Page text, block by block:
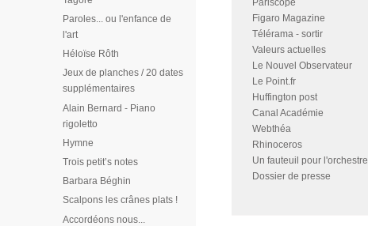
Paroles... ou l'enfance de
l'art
Héloïse Rôth
Jeux de planches / 20 dates
supplémentaires
Alain Bernard - Piano
rigoletto
Hymne
Trois petit’s notes
Barbara Béghin
Scalpons les crânes plats !
Accordéons nous...
Figaro Magazine
Télérama - sortir
Valeurs actuelles
Le Nouvel Observateur
Le Point.fr
Huffington post
Canal Académie
Webthéa
Rhinoceros
Un fauteuil pour l'orchestre
Dossier de presse